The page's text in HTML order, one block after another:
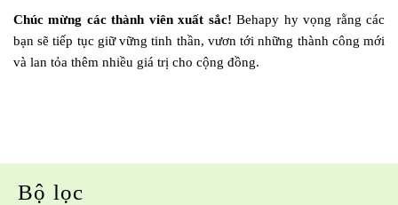
Chúc mừng các thành viên xuất sắc! Behapy hy vọng rằng các
bạn sẽ tiếp tục giữ vững tinh thần, vươn tới những thành công mới
và lan tỏa thêm nhiều giá trị cho cộng đồng.
Bộ lọc